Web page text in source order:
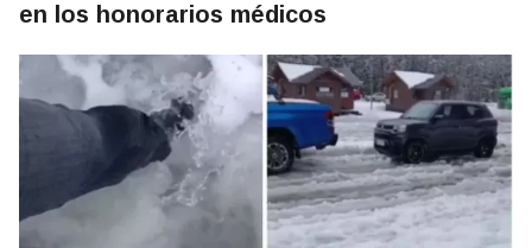
en los honorarios médicos